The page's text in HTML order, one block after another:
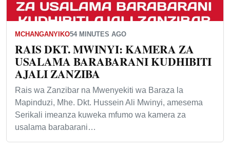
MCHANGANYIKO54 MINUTES AGO
RAIS DKT. MWINYI: KAMERA ZA
USALAMA BARABARANI KUDHIBITI
AJALI ZANZIBA
Rais wa Zanzibar na Mwenyekiti wa Baraza la
Mapinduzi, Mhe. Dkt. Hussein Ali Mwinyi, amesema
Serikali imeanza kuweka mfumo wa kamera za
usalama barabarani…